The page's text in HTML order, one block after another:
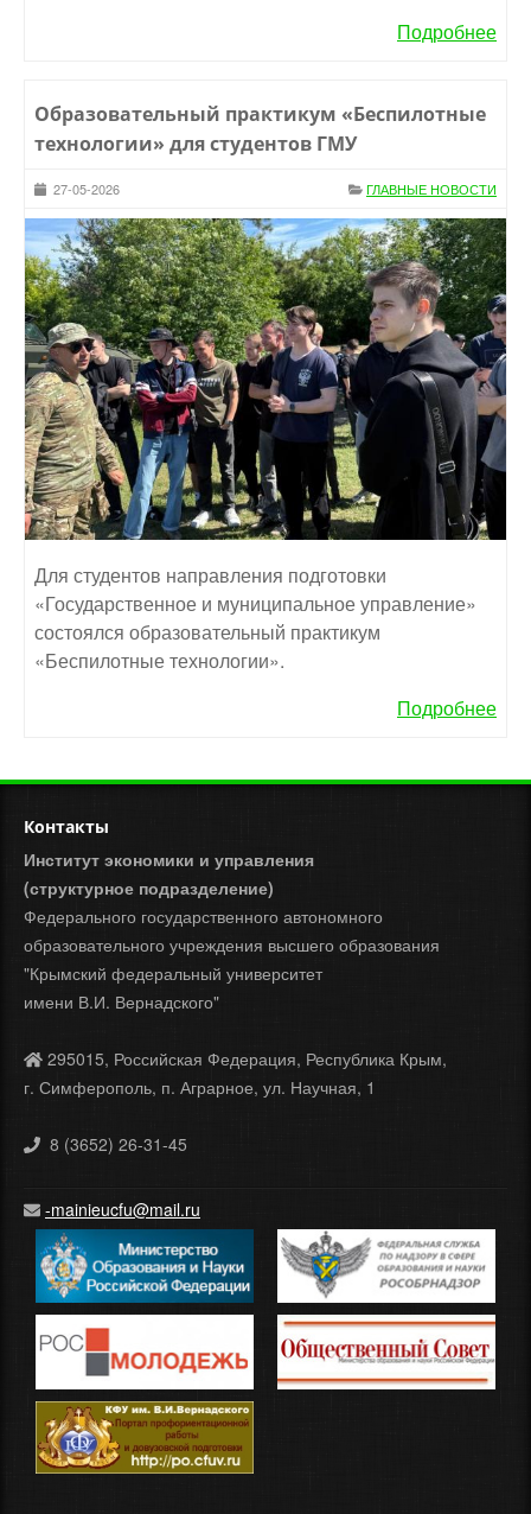
Подробнее
Образовательный практикум «Беспилотные
технологии» для студентов ГМУ
27-05-2026 ГЛАВНЫЕ НОВОСТИ
Для студентов направления подготовки
«Государственное и муниципальное управление»
состоялся образовательный практикум
«Беспилотные технологии».
Подробнее
Контакты
Институт экономики и управления
(структурное подразделение)
Федерального государственного автономного
образовательного учреждения высшего образования
"Крымский федеральный университет
имени В.И. Вернадского"
295015, Российская Федерация, Республика Крым,
г. Симферополь, п. Аграрное, ул. Научная, 1
8 (3652) 26-31-45
-mainieucfu@mail.ru